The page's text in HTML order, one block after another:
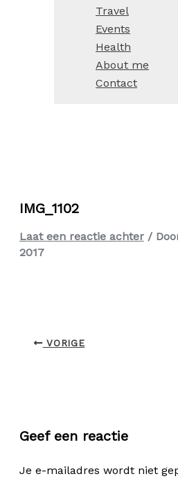
Travel
Events
Health
About me
Contact
IMG_1102
Laat een reactie achter /
2017
VORIGE
Geef een reactie
Je e-mailadres wordt niet